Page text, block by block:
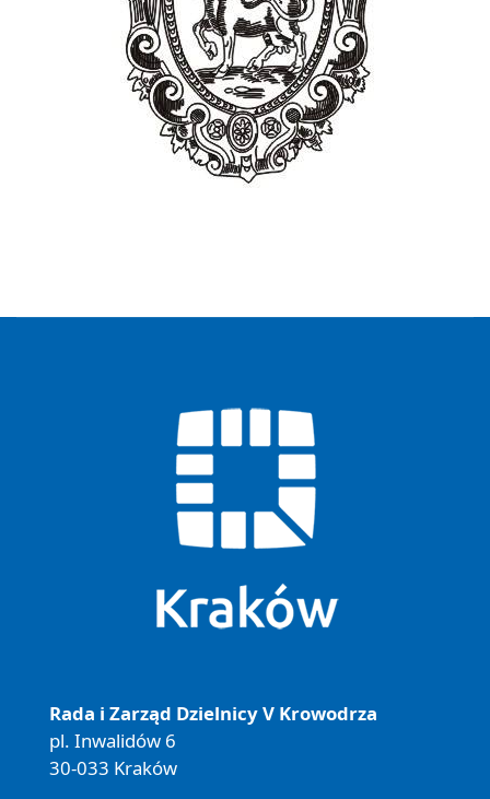
Rada i Zarząd Dzielnicy V Krowodrza
pl. Inwalidów 6
30-033 Kraków